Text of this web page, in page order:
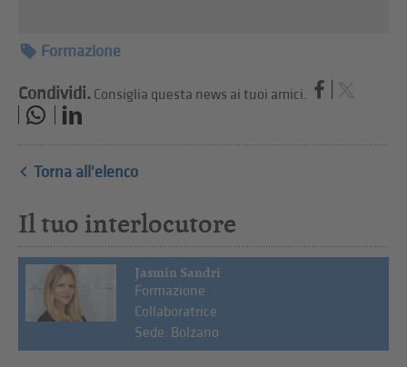
Formazione
Condividi. Consiglia questa news ai tuoi amici.
Torna all'elenco
Il tuo interlocutore
Jasmin Sandri
Formazione
Collaboratrice
Sede: Bolzano